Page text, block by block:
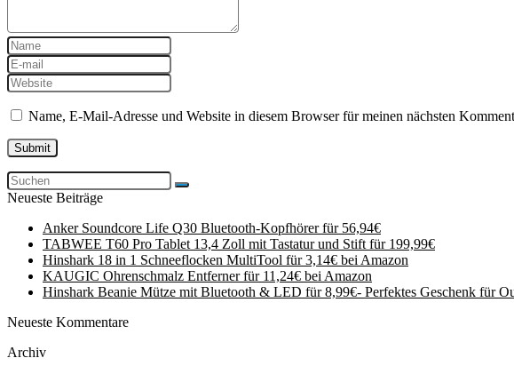
Name, E-Mail-Adresse und Website in diesem Browser für meinen nächsten
Neueste Beiträge
Anker Soundcore Life Q30 Bluetooth-Kopfhörer für 56,94€
TABWEE T60 Pro Tablet 13,4 Zoll mit Tastatur und Stift für 199,99€
Hinshark 18 in 1 Schneeflocken MultiTool für 3,14€ bei Amazon
KAUGIC Ohrenschmalz Entferner für 11,24€ bei Amazon
Hinshark Beanie Mütze mit Bluetooth & LED für 8,99€- Perfektes Geschenk für
Neueste Kommentare
Archiv